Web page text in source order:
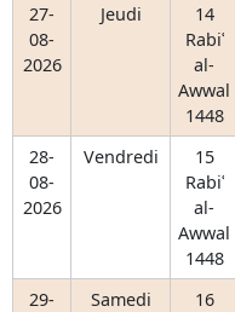
27-
08-
2026
Jeudi
14
Rabiʿ
al-
Awwal
1448
28-
08-
2026
Vendredi
15
Rabiʿ
al-
Awwal
1448
29-
Samedi
16